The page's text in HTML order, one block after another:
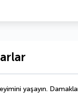
yaşayın.